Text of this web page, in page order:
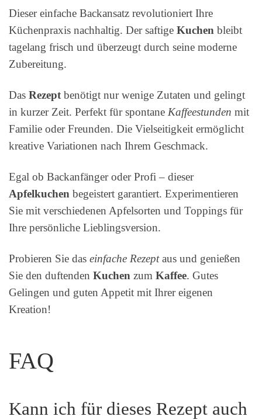
Dieser einfache Backansatz revolutioniert Ihre
Küchenpraxis nachhaltig. Der saftige Kuchen bleibt
tagelang frisch und überzeugt durch seine moderne
Zubereitung.
Das Rezept benötigt nur wenige Zutaten und gelingt
in kurzer Zeit. Perfekt für spontane Kaffeestunden mit
Familie oder Freunden. Die Vielseitigkeit ermöglicht
kreative Variationen nach Ihrem Geschmack.
Egal ob Backanfänger oder Profi – dieser
Apfelkuchen begeistert garantiert. Experimentieren
Sie mit verschiedenen Apfelsorten und Toppings für
Ihre persönliche Lieblingsversion.
Probieren Sie das einfache Rezeptaus und genießen
Sie den duftenden Kuchen zum Kaffee. Gutes
Gelingen und guten Appetit mit Ihrer eigenen
Kreation!
FAQ
Kann ich für dieses Rezept auch